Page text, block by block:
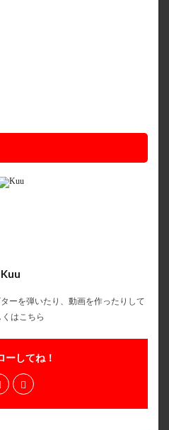
Kuu
ーを弾いたり、動画を作ったりして
はこちら
ーしてね！